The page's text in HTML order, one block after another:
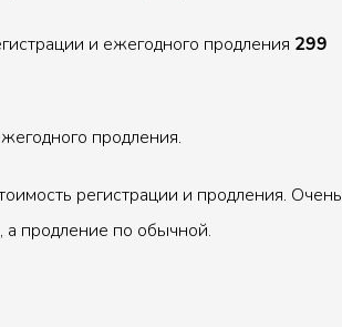
и ежегодного продления 299
продления.
регистрации и продления. Очень
а продление по обычной.